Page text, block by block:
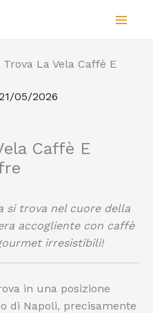
Trova La Vela Caffè E
05/2026
Caffè E
si trova nel cuore della
accogliente con caffè
irresistibili!
in una posizione
di Napoli, precisamente